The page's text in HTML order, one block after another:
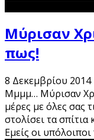
Μύρισαν
πως!
8 Δεκεμβρίου 2014
Μμμμ… Μύρισαν
μέρες με όλες σας
στολίσει τα
Εμείς οι